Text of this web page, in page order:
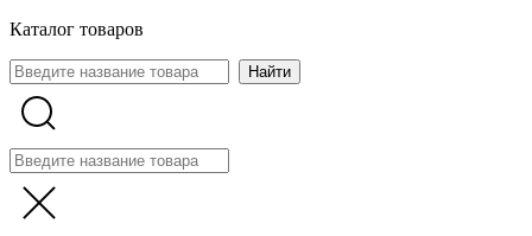
Каталог товаров